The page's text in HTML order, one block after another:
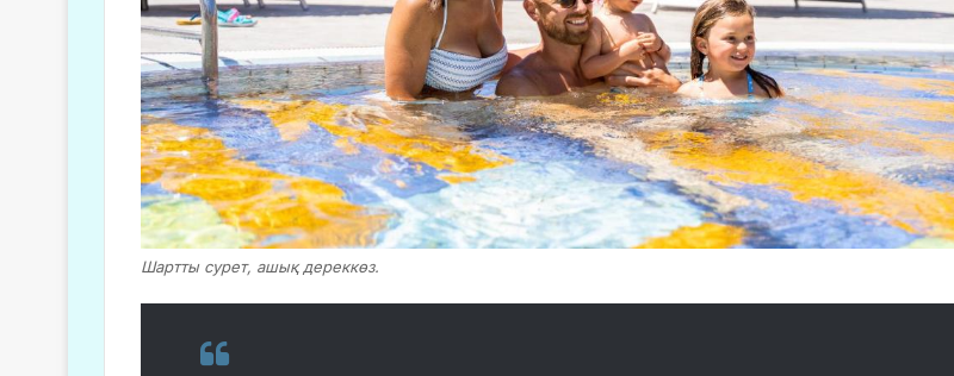
Шартты сурет, ашық дереккөз.